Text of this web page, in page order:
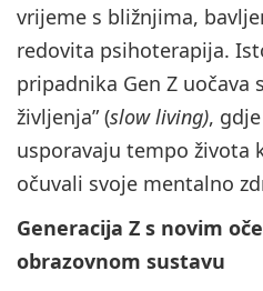
vrijeme s bližnjima,
redovita psihoterapija.
pripadnika Gen Z uočava
življenja” (slow living),
usporavaju tempo života
očuvali svoje mentalno
Generacija Z s novim
obrazovnom sustavu